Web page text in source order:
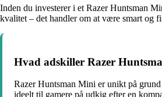
Inden du investerer i et Razer Huntsman
kvalitet – det handler om at være smart og
Hvad adskiller Razer
Razer Huntsman Mini er unikt på
ideelt til gamere på udkig efter en